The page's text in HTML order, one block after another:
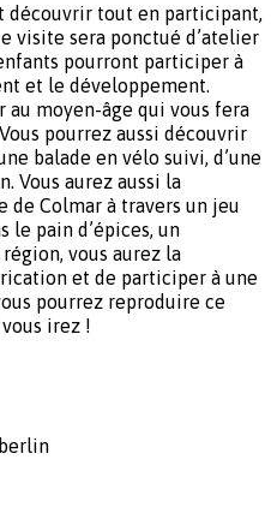
découvrir tout en participant,
visite sera ponctué d’atelier
pourront participer à
et le développement.
moyen-âge qui vous fera
pourrez aussi découvrir
balade en vélo suivi, d’une
Vous aurez aussi la
Colmar à travers un jeu
le pain d’épices, un
vous aurez la
et de participer à une
pourrez reproduire ce
irez !